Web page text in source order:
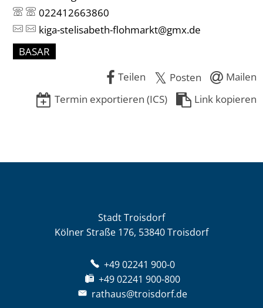
022412663860
kiga-stelisabeth-flohmarkt@gmx.de
BASAR
Teilen
Posten
Mailen
Termin exportieren (ICS)
Link kopieren
Stadt Troisdorf
Kölner Straße 176, 53840 Troisdorf
+49 02241 900-0
+49 02241 900-800
rathaus@troisdorf.de